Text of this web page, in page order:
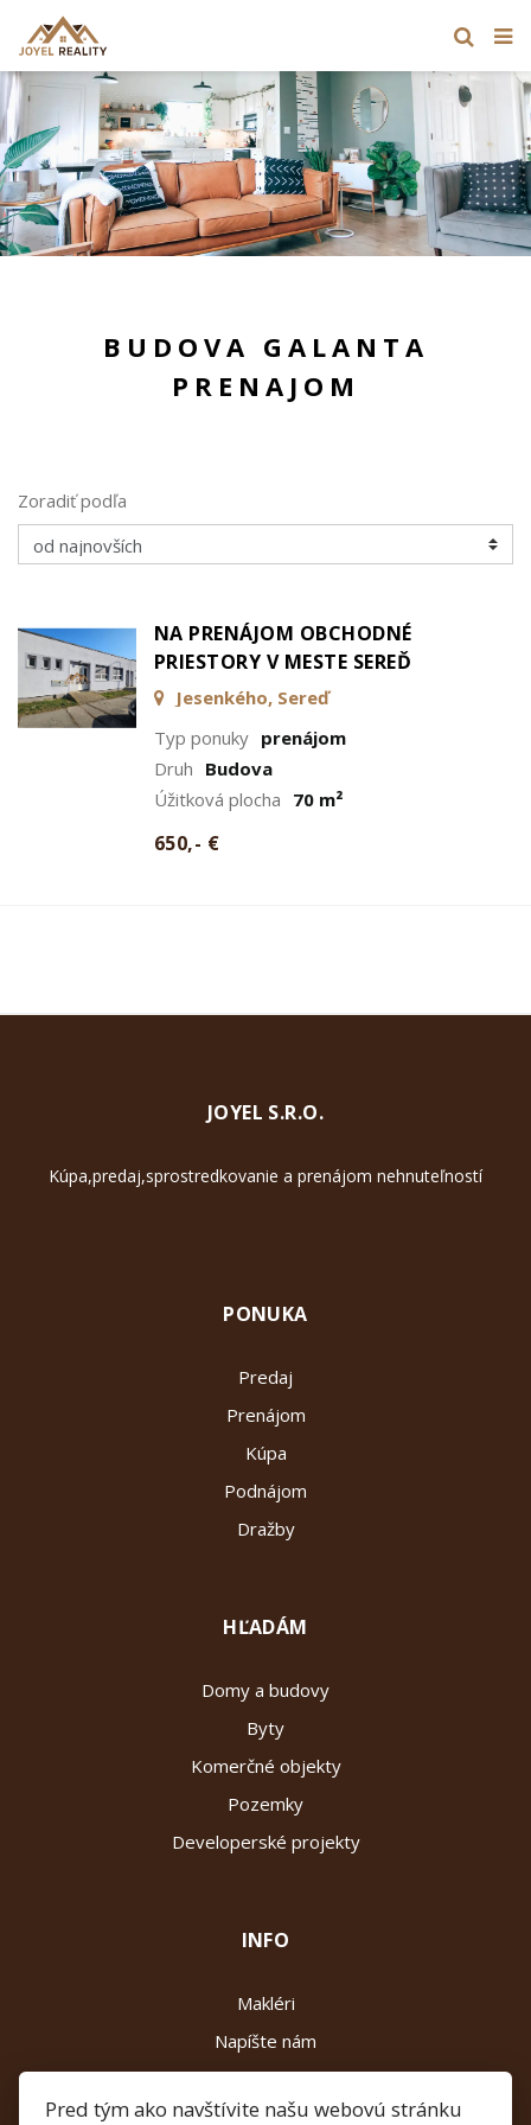
BUDOVA GALANTA
PRENAJOM
Zoradiť podľa
NA PRENÁJOM OBCHODNÉ
PRIESTORY V MESTE SEREĎ
Jesenkého, Sereď
Typ ponuky prenájom
Druh Budova
Úžitková plocha 70 m²
650,- €
JOYEL S.R.O.
Kúpa,predaj,sprostredkovanie a prenájom nehnuteľností
PONUKA
Predaj
Prenájom
Kúpa
Podnájom
Dražby
HĽADÁM
Domy a budovy
Byty
Komerčné objekty
Pozemky
Developerské projekty
INFO
Makléri
Napíšte nám
Kontakt
Reklamačný poriadok
Pred tým ako navštívite našu webovú stránku